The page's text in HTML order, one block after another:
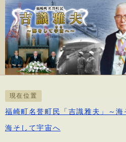
現在位置
福崎町名誉町民「吉識雅夫」～海
海そして宇宙へ